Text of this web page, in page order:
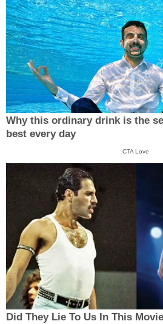
Why this ordinary drink is the
best every day
CTA Love
Did They Lie To Us In This